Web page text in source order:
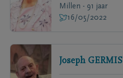
Millen - 91 jaar
16/05/2022
Joseph GERMIS